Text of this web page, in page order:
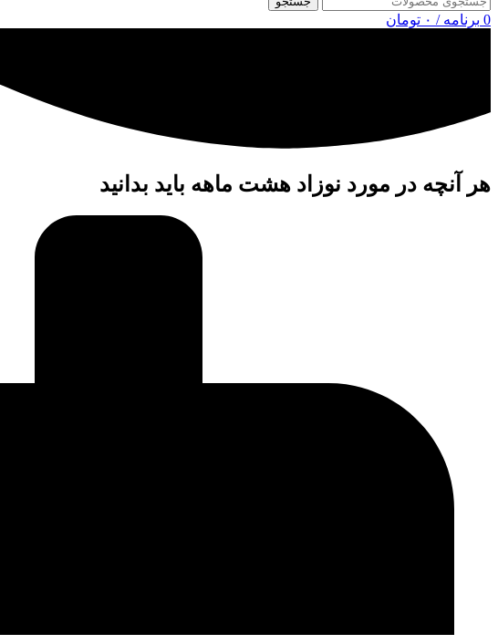
0 برنامه / ۰ تومان
هر آنچه در مورد نوزاد هشت ماهه باید بدانید